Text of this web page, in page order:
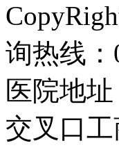
询热线：
医院地
交叉口